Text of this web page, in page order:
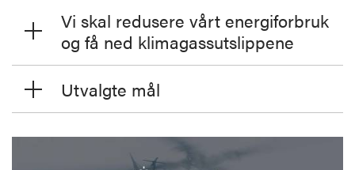
Vi skal redusere vårt energiforbruk
og få ned klimagassutslippene
Utvalgte mål